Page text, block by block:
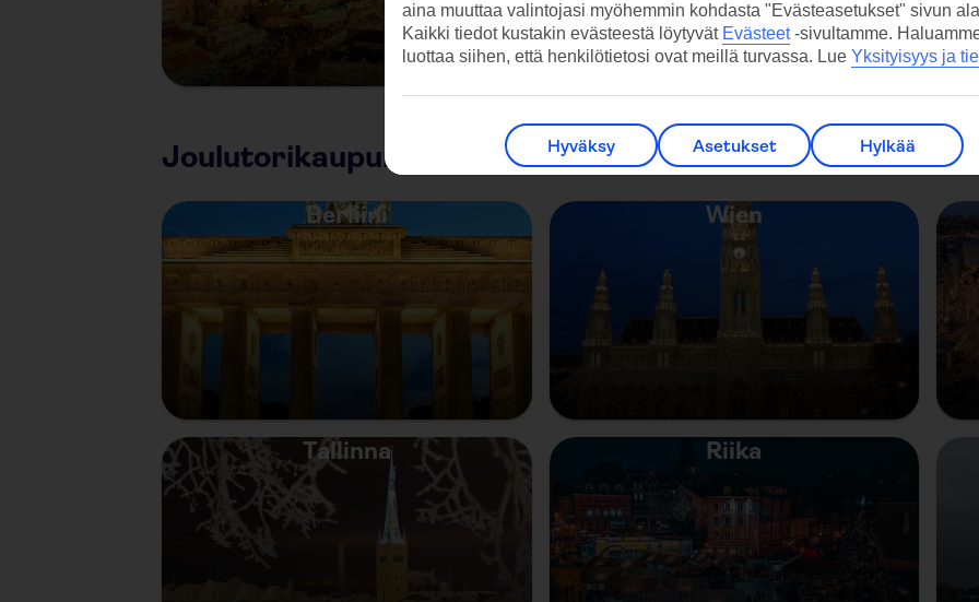
Joulutorikaupunkeja
Berliini Wien
Tallinna Riika
aina muuttaa valintojasi myöhemmin kohdasta "Evästeasetukset" sivun
Kaikki tiedot kustakin evästeestä löytyvät Evästeet-sivultamme.
luottaa siihen, että henkilötietosi ovat meillä turvassa. Lue Yksityisyys ja
Hyväksy Asetukset Hylkää